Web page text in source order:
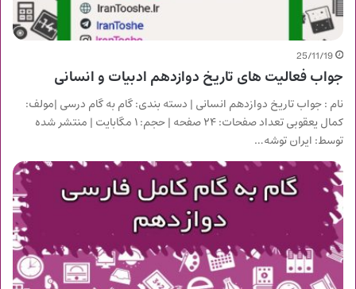
25/11/19
جواب فعالیت های تاریخ دوازدهم ادبیات و انسانی
نام : جواب تاریخ دوازدهم انسانی | دسته بندی: گام به گام درسی |مولف:
کمال یعقوبی تعداد صفحات: ۲۴ صفحه | حجم: ۱ مگابایت | منتشر شده
توسط: ایران توشه…